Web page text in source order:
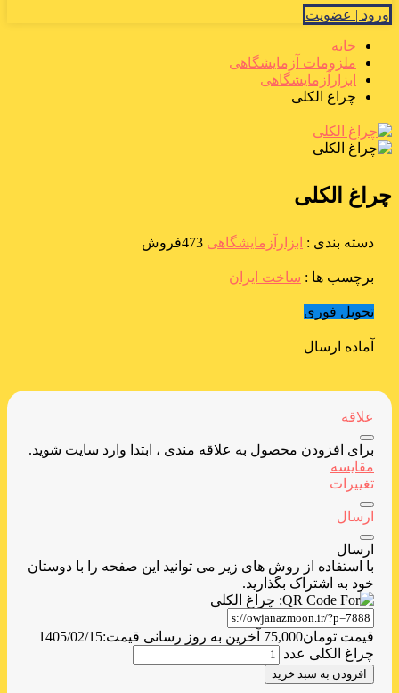
ورود | عضویت
خانه
ملزومات آزمایشگاهی
ابزارآزمایشگاهی
چراغ الکلی
چراغ الکلی
دسته بندی : ابزارآزمایشگاهی 473فروش
برچسب ها : ساخت ایران
تحویل فوری
آماده ارسال
علاقه
برای افزودن محصول به علاقه مندی ، ابتدا وارد سایت شوید.
مقایسه
تغییرات
ارسال
ارسال
با استفاده از روش های زیر می توانید این صفحه را با دوستان
خود به اشتراک بگذارید.
قیمت تومان75,000 آخرین به روز رسانی قیمت:1405/02/15
چراغ الکلی عدد
افزودن به سبد خرید